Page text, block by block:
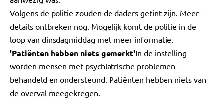
Volgens de politie zouden de daders getint zijn. Meer
details ontbreken nog. Mogelijk komt de politie in de
loop van dinsdagmiddag met meer informatie.
'Patiënten hebben niets gemerkt'In de instelling
worden mensen met psychiatrische problemen
behandeld en ondersteund. Patiënten hebben niets van
de overval meegekregen.